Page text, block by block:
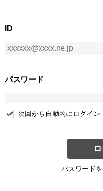
ID
パスワード
次回から自動的にログイン
パスワード